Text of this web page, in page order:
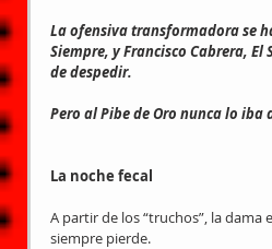
La ofensiva transformadora se
Siempre, y Francisco Cabrera,
de despedir.
Pero al Pibe de Oro nunca lo iba
La noche fecal
A partir de los “truchos”, la
siempre pierde.